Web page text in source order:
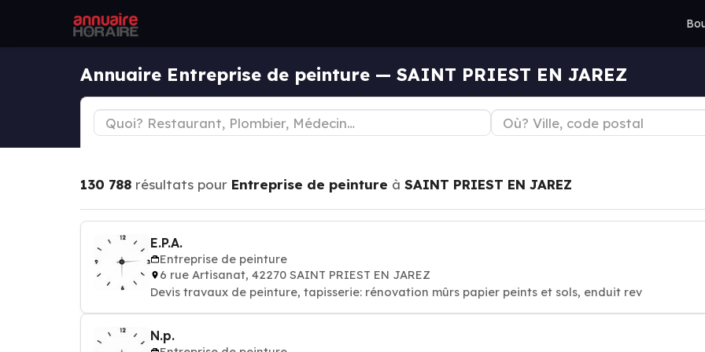
Annuaire Entreprise de peinture — SAINT PRIEST EN JAREZ
130 788 résultats pour Entreprise de peinture à SAINT PRIEST EN JAREZ
E.P.A.
Entreprise de peinture
6 rue Artisanat, 42270 SAINT PRIEST EN JAREZ
Devis travaux de peinture, tapisserie: rénovation mûrs papier peints et sols, enduit rev
N.p.